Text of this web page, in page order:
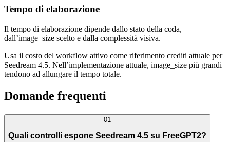
Tempo di elaborazione
Il tempo di elaborazione dipende dallo stato della coda,
dall’image_size scelto e dalla complessità visiva.
Usa il costo del workflow attivo come riferimento crediti attuale per
Seedream 4.5. Nell’implementazione attuale, image_size più grandi
tendono ad allungare il tempo totale.
Domande frequenti
01
Quali controlli espone Seedream 4.5 su FreeGPT2?